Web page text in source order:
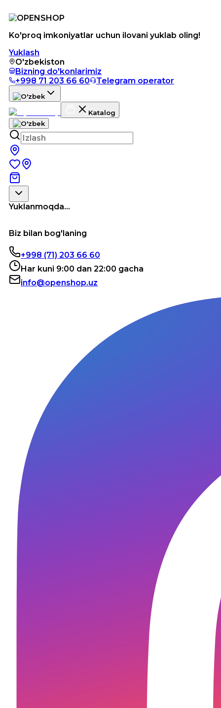
Ko'proq imkoniyatlar uchun ilovani yuklab oling!
Yuklash
O'zbekiston
Bizning do'konlarimiz
+998 71 203 66 60
Telegram operator
Katalog
Yuklanmoqda...
Biz bilan bog'laning
+998 (71) 203 66 60
Har kuni 9:00 dan 22:00 gacha
info@openshop.uz